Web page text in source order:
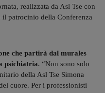
realizzata da Asl Tse con
patrocinio della Conferenza
che partirà dal murales
psichiatria. “Non sono solo
della Asl Tse Simona
cuore. Per i professionisti